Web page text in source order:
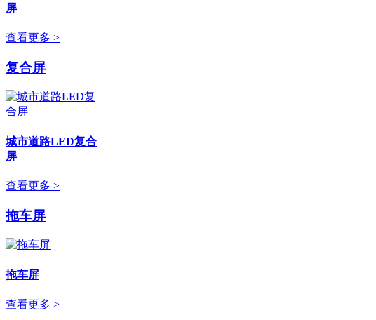
屏
查看更多 >
复合屏
城市道路LED复合
屏
查看更多 >
拖车屏
拖车屏
查看更多 >